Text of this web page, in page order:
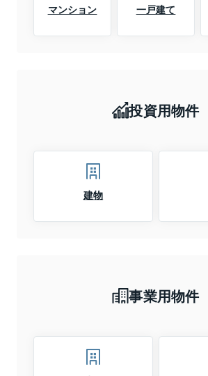
マンション 一戸建て
投資用物件
建物
事業用物件